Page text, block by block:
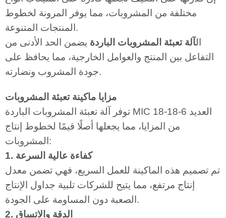
مختلفة من المشروبات، مما يوفر المرونة لخطوط
المنتجات المتنوعة.
الآلة تعبئة المشروبات الباردة يضمن الحد الأدنى من
التفاعل بين المنتج والعوامل الخارجية، مما يحافظ على
جودة المشروب ونضارته.
مزايا ماكينة تعبئة المشروبات
توفر آلة تعبئة المشروبات الباردة MIC 18-18-6 العديد
من المزايا، مما يجعلها أصلًا قيمًا لخطوط إنتاج
المشروبات:
1. كفاءة عالية السرعة
تم تصميم هذه الماكينة للعمل السريع، فهي تضمن معدل
إنتاج مرتفع، مما يتيح للشركات تلبية جداول الإنتاج
الصعبة دون المساومة على الجودة.
2. الدقة والاتساق